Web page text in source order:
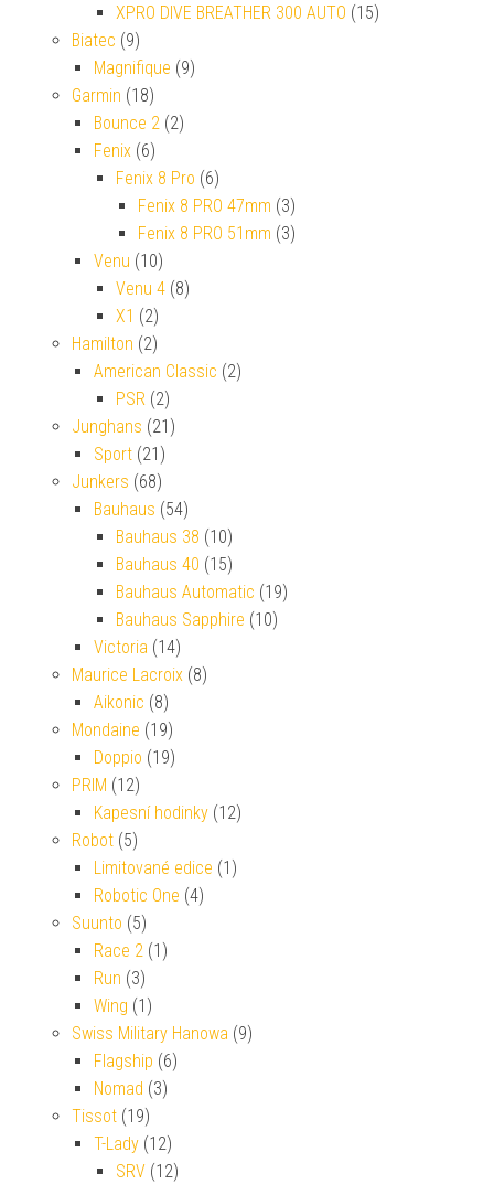
XPRO DIVE BREATHER 300 AUTO (15)
Biatec (9)
Magnifique (9)
Garmin (18)
Bounce 2 (2)
Fenix (6)
Fenix 8 Pro (6)
Fenix 8 PRO 47mm (3)
Fenix 8 PRO 51mm (3)
Venu (10)
Venu 4 (8)
X1 (2)
Hamilton (2)
American Classic (2)
PSR (2)
Junghans (21)
Sport (21)
Junkers (68)
Bauhaus (54)
Bauhaus 38 (10)
Bauhaus 40 (15)
Bauhaus Automatic (19)
Bauhaus Sapphire (10)
Victoria (14)
Maurice Lacroix (8)
Aikonic (8)
Mondaine (19)
Doppio (19)
PRIM (12)
Kapesní hodinky (12)
Robot (5)
Limitované edice (1)
Robotic One (4)
Suunto (5)
Race 2 (1)
Run (3)
Wing (1)
Swiss Military Hanowa (9)
Flagship (6)
Nomad (3)
Tissot (19)
T-Lady (12)
SRV (12)